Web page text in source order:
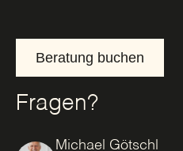
Beratung buchen
Fragen?
Michael Götschl